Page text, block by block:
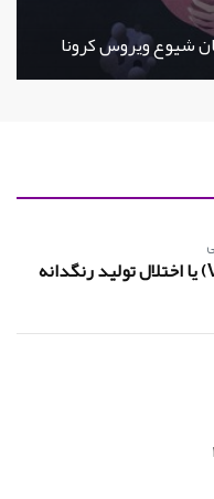
شیوع ویروس کرونا
پیسی (Vitiligo) یا اختلال تولید رنگدانه